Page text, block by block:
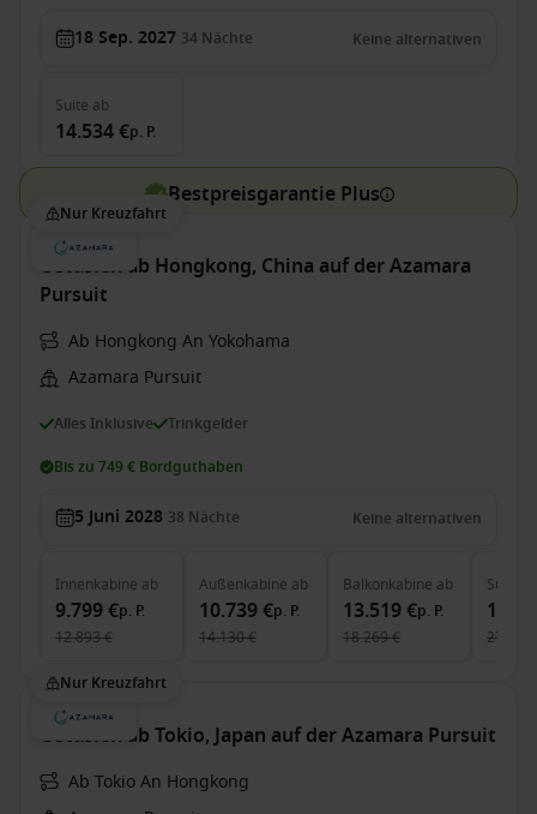
18 Sep. 2027 34 Nächte Keine alternativen
Suite ab
14.534 €p. P.
Bestpreisgarantie Plus
Nur Kreuzfahrt
Ostasien ab Hongkong, China auf der Azamara
Pursuit
Ab Hongkong An Yokohama
Azamara Pursuit
Alles Inklusive Trinkgelder
Bis zu 749 € Bordguthaben
5 Juni 2028 38 Nächte Keine alternativen
Innenkabine ab
9.799 €p. P.
12.893 €
Außenkabine ab
10.739 €p. P.
14.130 €
Balkonkabine ab
13.519 €p. P.
18.269 €
Suite
27.151
Nur Kreuzfahrt
Ostasien ab Tokio, Japan auf der Azamara Pursuit
Ab Tokio An Hongkong